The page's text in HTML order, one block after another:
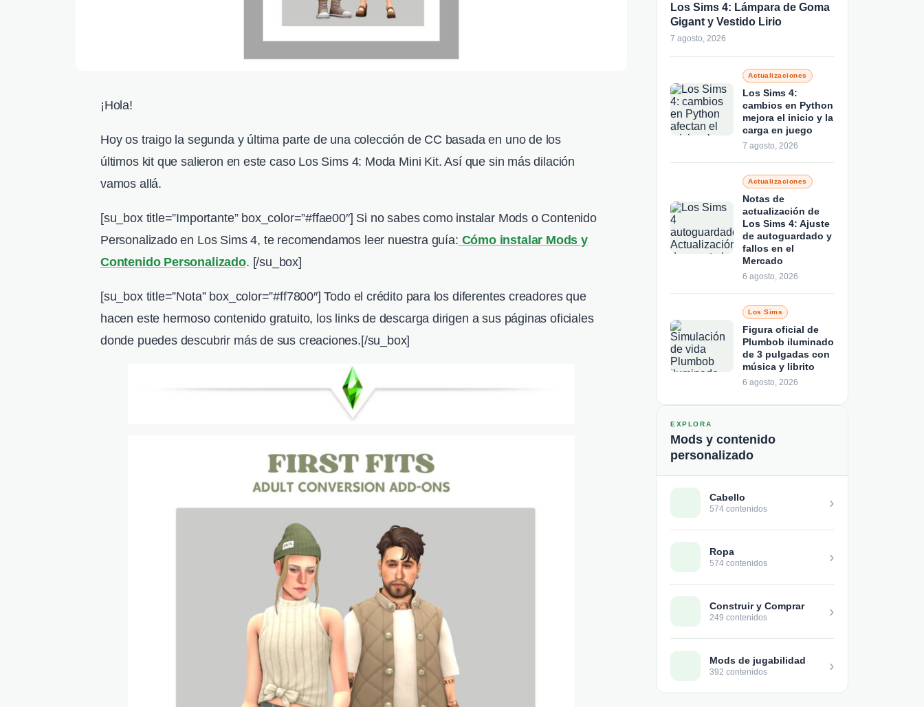
¡Hola!
Hoy os traigo la segunda y última parte de una colección de CC basada en uno de los
últimos kit que salieron en este caso Los Sims 4: Moda Mini Kit. Así que sin más dilación
vamos allá.
[su_box title=”Importante” box_color=”#ffae00″] Si no sabes como instalar Mods o Contenido
Personalizado en Los Sims 4, te recomendamos leer nuestra guía: Cómo instalar Mods y
Contenido Personalizado. [/su_box]
[su_box title=”Nota” box_color=”#ff7800″] Todo el crédito para los diferentes creadores que
hacen este hermoso contenido gratuito, los links de descarga dirigen a sus páginas oficiales
donde puedes descubrir más de sus creaciones.[/su_box]
Los Sims 4: Lámpara de Goma
Gigant y Vestido Lirio
7 agosto, 2026
Actualizaciones
Los Sims 4:
cambios en Python
mejora el inicio y la
carga en juego
7 agosto, 2026
Actualizaciones
Notas de
actualización de
Los Sims 4: Ajuste
de autoguardado y
fallos en el
Mercado
6 agosto, 2026
Los Sims
Figura oficial de
Plumbob iluminado
de 3 pulgadas con
música y librito
6 agosto, 2026
EXPLORA
Mods y contenido
personalizado
Cabello
574 contenidos ›
Ropa
574 contenidos ›
Construir y Comprar
249 contenidos ›
Mods de jugabilidad
392 contenidos ›